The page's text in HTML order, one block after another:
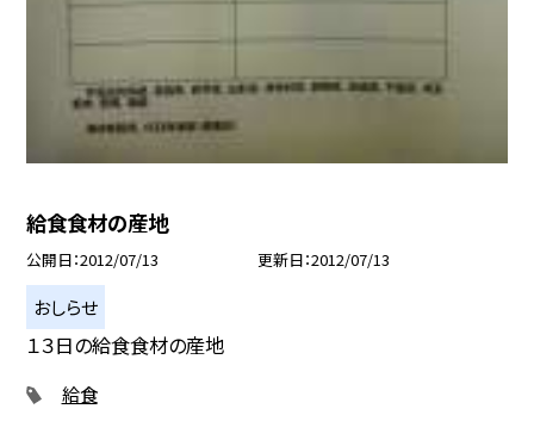
給食食材の産地
公開日 2012/07/13 更新日 2012/07/13
おしらせ
１３日の給食食材の産地
給食